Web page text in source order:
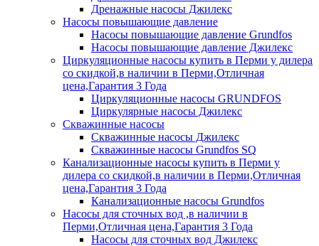
Дренажные насосы Джилекс
Насосы повышающие давление
Насосы повышающие давление Grundfos
Насосы повышающие давление Джилекс
Циркуляционные насосы купить в Перми у дилера
со скидкой,в наличии в Перми,Отличная
цена,Гарантия 3 Года
Циркуляционные насосы GRUNDFOS
Циркулярные насосы Джилекс
Скважинные насосы
Скважинные насосы Джилекс
Скважинные насосы Grundfos SQ
Канализационные насосы купить в Перми у
дилера со скидкой,в наличии в Перми,Отличная
цена,Гарантия 3 Года
Канализационные насосы Grundfos
Насосы для сточных вод ,в наличии в
Перми,Отличная цена,Гарантия 3 Года
Насосы для сточных вод Джилекс